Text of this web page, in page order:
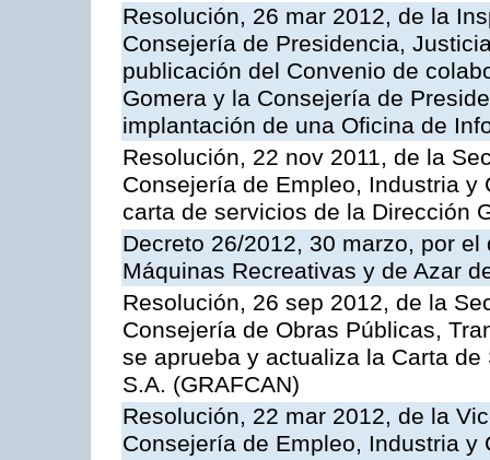
Resolución, 26 mar 2012, de la
Consejería de Presidencia,
publicación del Convenio de
Gomera y la Consejería de
implantación de una Oficina de
Resolución, 22 nov 2011, de la
Consejería de Empleo, Industria
carta de servicios de la Dirección
Decreto 26/2012, 30 marzo, por
Máquinas Recreativas y de Azar
Resolución, 26 sep 2012, de la
Consejería de Obras Públicas,
se aprueba y actualiza la Carta
S.A. (GRAFCAN)
Resolución, 22 mar 2012, de la
Consejería de Empleo, Industria